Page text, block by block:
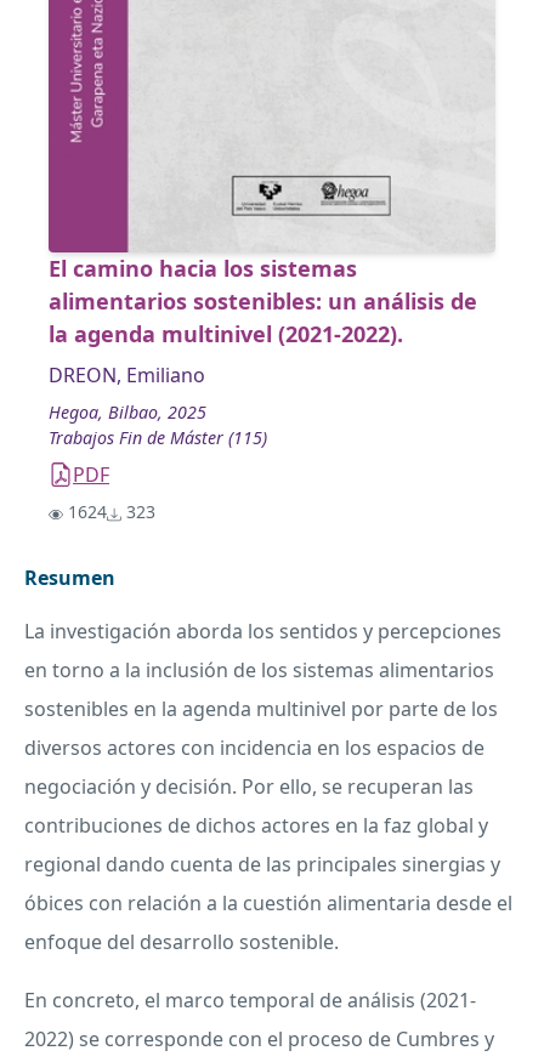
El camino hacia los sistemas
alimentarios sostenibles: un análisis de
la agenda multinivel (2021-2022).
DREON, Emiliano
Hegoa, Bilbao, 2025
Trabajos Fin de Máster (115)
PDF
1624 323
Resumen
La investigación aborda los sentidos y percepciones
en torno a la inclusión de los sistemas alimentarios
sostenibles en la agenda multinivel por parte de los
diversos actores con incidencia en los espacios de
negociación y decisión. Por ello, se recuperan las
contribuciones de dichos actores en la faz global y
regional dando cuenta de las principales sinergias y
óbices con relación a la cuestión alimentaria desde el
enfoque del desarrollo sostenible.
En concreto, el marco temporal de análisis (2021-
2022) se corresponde con el proceso de Cumbres y